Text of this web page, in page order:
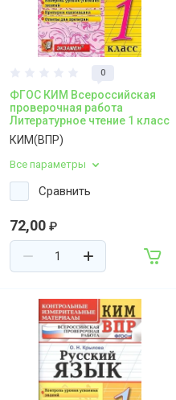
0
ФГОС КИМ Всероссийская
проверочная работа
Литературное чтение 1 класс
КИМ(ВПР)
Все параметры
Сравнить
72,00 ₽